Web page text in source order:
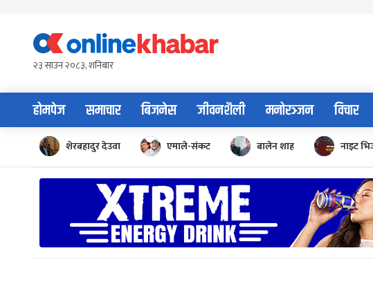
content२३ साउन २०८३, शनिबार
होमपेज समाचार बिजनेस जीवनशैली मनोरञ्जन विचार
शेरबहादुर देउवा एमाले-संकट बालेन शाह नाइट